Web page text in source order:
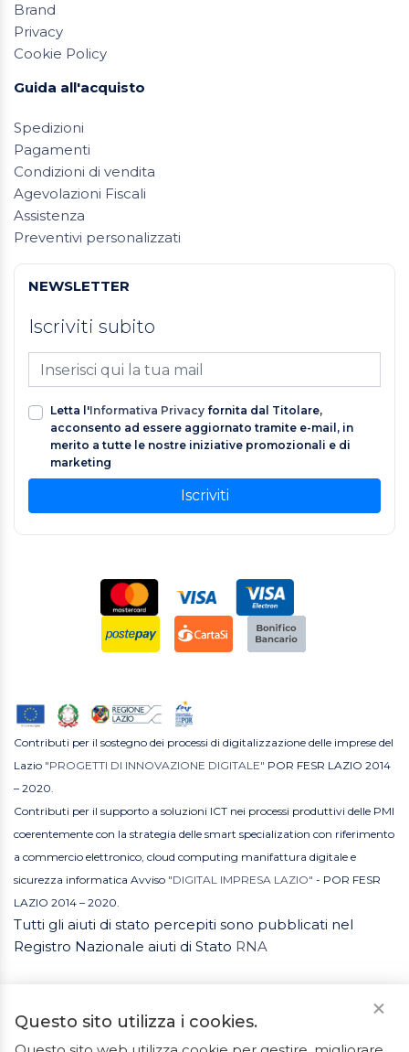
Brand
Privacy
Cookie Policy
Guida all'acquisto
Spedizioni
Pagamenti
Condizioni di vendita
Agevolazioni Fiscali
Assistenza
Preventivi personalizzati
NEWSLETTER
Iscriviti subito
Letta l'Informativa Privacy fornita dal Titolare,
acconsento ad essere aggiornato tramite e-mail, in
merito a tutte le nostre iniziative promozionali e di
marketing
Iscriviti
Contributi per il sostegno dei processi di digitalizzazione delle imprese del
Lazio "PROGETTI DI INNOVAZIONE DIGITALE" POR FESR LAZIO 2014
– 2020.
Contributi per il supporto a soluzioni ICT nei processi produttivi delle PMI
coerentemente con la strategia delle smart specialization con riferimento
a commercio elettronico, cloud computing manifattura digitale e
sicurezza informatica Avviso "DIGITAL IMPRESA LAZIO" - POR FESR
LAZIO 2014 – 2020.
Tutti gli aiuti di stato percepiti sono pubblicati nel
Registro Nazionale aiuti di Stato RNA
Questo sito utilizza i cookies.